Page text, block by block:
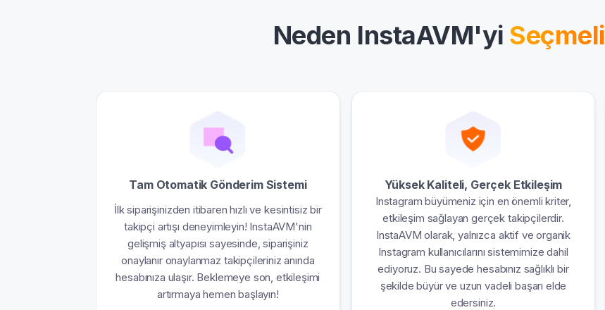
Neden InstaAVM'yi
Tam Otomatik Gönderim Sistemi
İlk siparişinizden itibaren hızlı ve kesintisiz bir
takipçi artışı deneyimleyin! InstaAVM'nin
gelişmiş altyapısı sayesinde, siparişiniz
onaylanır onaylanmaz takipçileriniz anında
hesabınıza ulaşır. Beklemeye son, etkileşimi
artırmaya hemen başlayın!
Yüksek Kaliteli, Gerçek Etkileşim
Instagram büyümeniz için en önemli kriter,
etkileşim sağlayan gerçek takipçilerdir.
InstaAVM olarak, yalnızca aktif ve organik
Instagram kullanıcılarını sistemimize dahil
ediyoruz. Bu sayede hesabınız sağlıklı bir
şekilde büyür ve uzun vadeli başarı elde
edersiniz.